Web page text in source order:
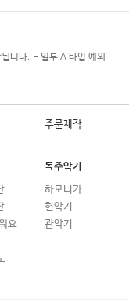
니다. - 일부 A 타입 예외
주문제작
요
독주악기
하모니카
현악기
관악기